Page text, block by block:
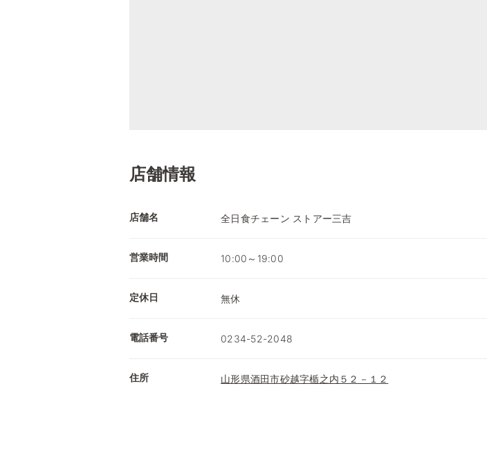
店舗情報
店舗名 全日食チェーン ストアー三吉
営業時間 10:00～19:00
定休日 無休
電話番号 0234-52-2048
住所 山形県酒田市砂越字楯之内５２－１２